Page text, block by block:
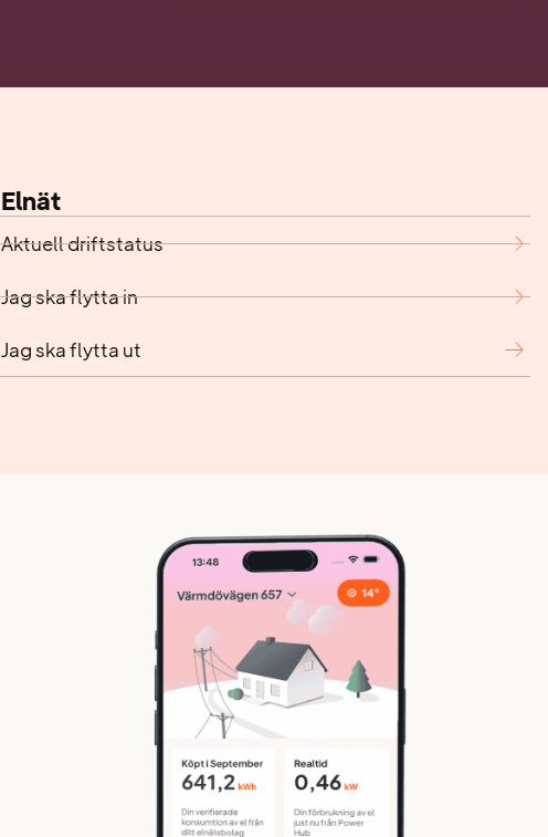
Elnät
Aktuell driftstatus
Jag ska flytta in
Jag ska flytta ut